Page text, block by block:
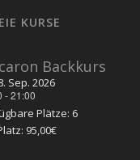
KURSE
Backkurs
Sep. 2026
-21:00
Plätze: 6
95,00€